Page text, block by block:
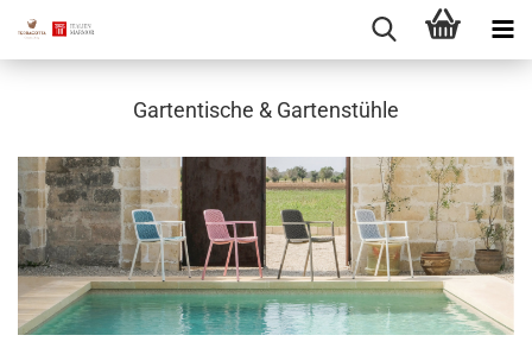
Gartentische & Gartenstühle